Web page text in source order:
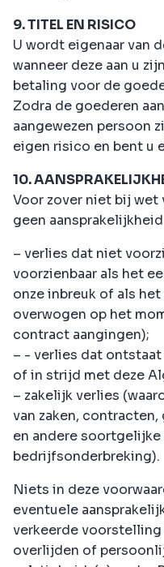
9. TITEL EN RISICO
U wordt eigenaar van
wanneer deze aan u
betaling voor de
Zodra de goederen
aangewezen persoon
eigen risico en bent u
10.
Voor zover niet bij wet
geen
– verlies dat niet
voorzienbaar als het
onze inbreuk of als
overwogen op het
contract aangingen);
– - verlies dat
of in strijd met deze
– zakelijk verlies
van zaken,
en andere
bedrijfsonderbreking).
Niets in deze
eventuele
verkeerde voorstelling
overlijden of